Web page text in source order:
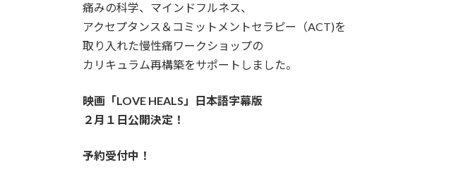
痛みの科学、マインドフルネス、
アクセプタンス＆コミットメントセラピー（ACT)を
取り入れた慢性痛ワークショップの
カリキュラム再構築をサポートしました。
映画「LOVE HEALS」日本語字幕版
２月１日公開決定！
予約受付中！